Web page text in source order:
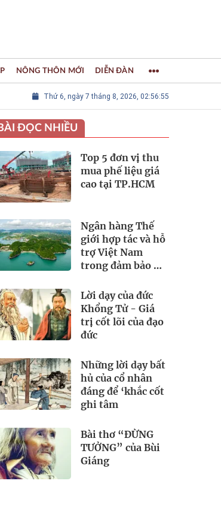
Thành phố Thủ công sáng tạo Thế giới
Thứ 6, ngày 7 tháng 8, 2026, 02:56:56
NÔNG THÔN MỚI DIỄN ĐÀN
BÀI ĐỌC NHIỀU
Top 5 đơn vị thu
mua phế liệu giá
cao tại TP.HCM
Ngân hàng Thế
giới hợp tác và hỗ
trợ Việt Nam
trong đảm bảo an
Lời dạy của đức
Khổng Tử - Giá
trị cốt lõi của đạo
đức
Những lời dạy bất
hủ của cổ nhân
đáng để ‘khắc cốt
ghi tâm
Bài thơ “ĐỪNG
TƯỞNG” của Bùi
Giáng